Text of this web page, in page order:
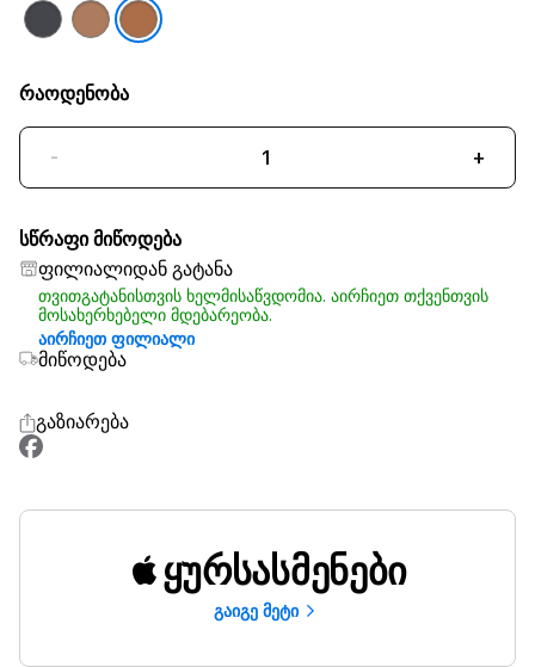
რაოდენობა
- +
სწრაფი მიწოდება
ფილიალიდან გატანა
თვითგატანისთვის ხელმისაწვდომია. აირჩიეთ თქვენთვის
მოსახერხებელი მდებარეობა.
აირჩიეთ ფილიალი
მიწოდება
გაზიარება
ყურსასმენები
გაიგე მეტი